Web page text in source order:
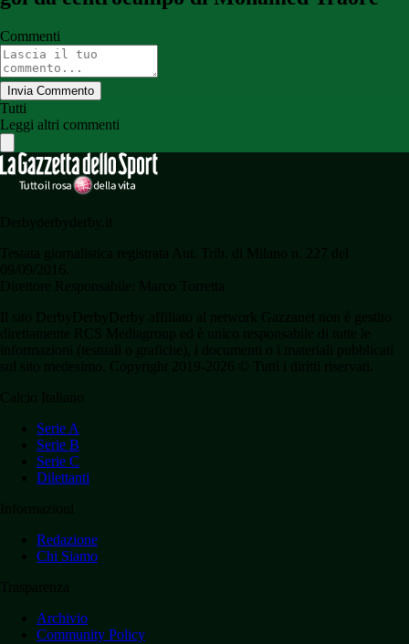
Commenti
Invia Commento
Tutti
Leggi altri commenti
Serie A
Serie B
Serie C
Dilettanti
Redazione
Chi Siamo
Archivio
Community Policy